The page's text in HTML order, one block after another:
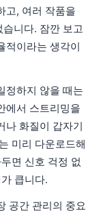
고, 여러 작품을
니다. 잠깐 보고
적이라는 생각이
정하지 않을 때는
에서 스트리밍을
나 화질이 갑자기
미리 다운로드해
면 신호 걱정 없
큽니다.
공간 관리의 중요